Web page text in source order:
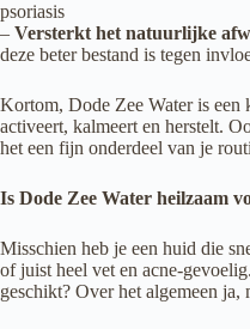
psoriasis
– Versterkt het natuurlijke
deze beter bestand is tegen
Kortom, Dode Zee Water is een
activeert, kalmeert en herstelt.
het een fijn onderdeel van je
Is Dode Zee Water heilzaam
Misschien heb je een huid die
of juist heel vet en acne-
geschikt? Over het algemeen ja,